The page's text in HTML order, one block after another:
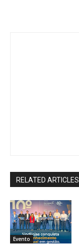
RELATED ARTICLES
Evento